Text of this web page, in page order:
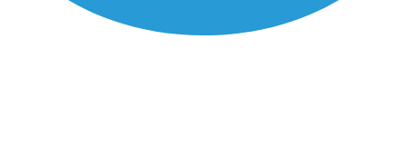
Le blog de Goodfloow